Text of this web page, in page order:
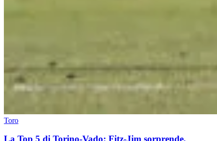
Toro